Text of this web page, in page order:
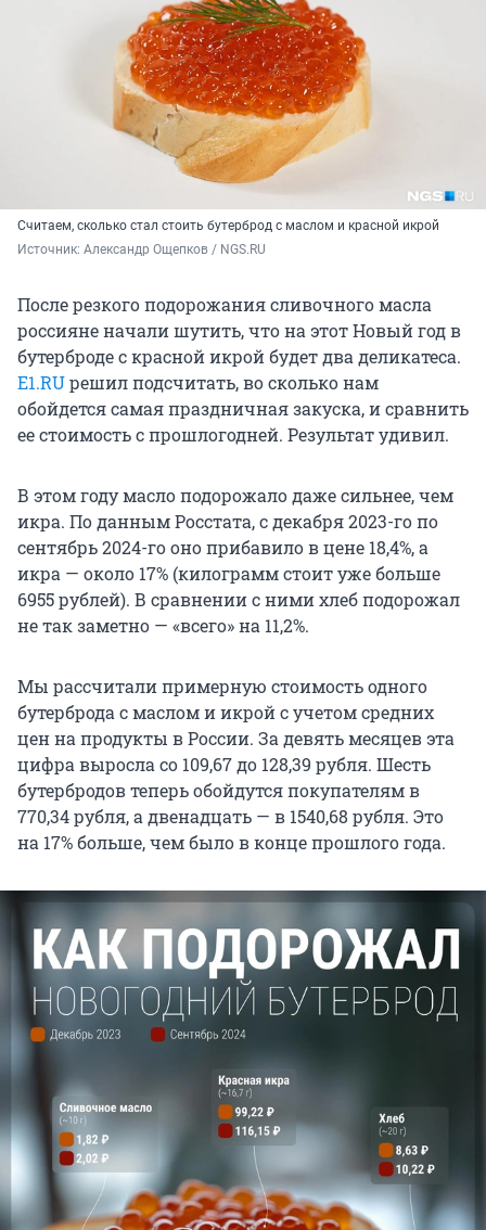
Считаем, сколько стал стоить бутерброд с маслом и красной икрой
Источник: Александр Ощепков / NGS.RU
После резкого подорожания сливочного масла
россияне начали шутить, что на этот Новый год в
бутерброде с красной икрой будет два деликатеса.
E1.RUрешил подсчитать, во сколько нам
обойдется самая праздничная закуска, и сравнить
ее стоимость с прошлогодней. Результат удивил.
В этом году масло подорожало даже сильнее, чем
икра. По данным Росстата, с декабря 2023-го по
сентябрь 2024-го оно прибавило в цене 18,4%, а
икра — около 17% (килограмм стоит уже больше
6955 рублей). В сравнении с ними хлеб подорожал
не так заметно — «всего» на 11,2%.
Мы рассчитали примерную стоимость одного
бутерброда с маслом и икрой с учетом средних
цен на продукты в России. За девять месяцев эта
цифра выросла со 109,67 до 128,39 рубля. Шесть
бутербродов теперь обойдутся покупателям в
770,34 рубля, а двенадцать — в 1540,68 рубля. Это
на 17% больше, чем было в конце прошлого года.